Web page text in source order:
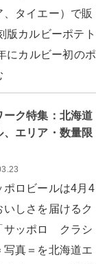
タイエー）で販
カルビーポテト
にカルビー初のポ
ク特集：北海道
エリア・数量限
ロビールは4月4
しさを届けるク
サッポロ クラシ
真＝を北海道エ